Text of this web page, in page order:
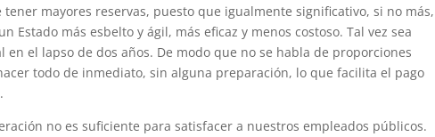
mayores reservas, puesto que igualmente significativo, si no más,
Estado más esbelto y ágil, más eficaz y menos costoso. Tal vez sea
el lapso de dos años. De modo que no se habla de proporciones
todo de inmediato, sin alguna preparación, lo que facilita el pago
no es suficiente para satisfacer a nuestros empleados públicos.